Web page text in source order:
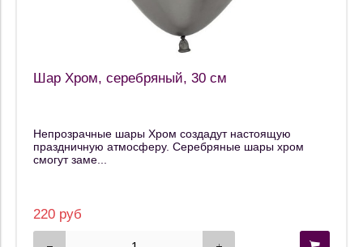
Шар Хром, серебряный, 30 см
Непрозрачные шары Хром создадут настоящую
праздничную атмосферу. Серебряные шары хром
смогут заме...
220 руб